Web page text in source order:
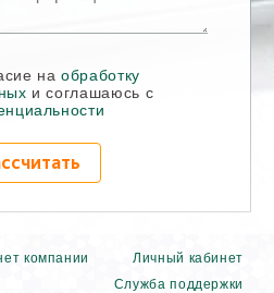
наобработку
и соглашаюсь с
компании
Личный кабинет
Служба поддержки